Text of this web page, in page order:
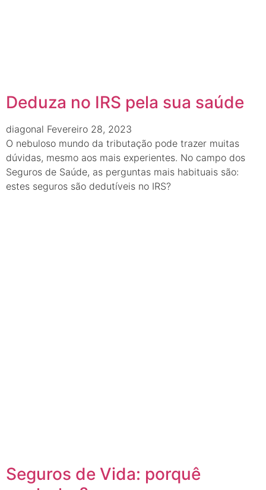
Deduza no IRS pela sua saúde
diagonal Fevereiro 28, 2023
O nebuloso mundo da tributação pode trazer muitas
dúvidas, mesmo aos mais experientes. No campo dos
Seguros de Saúde, as perguntas mais habituais são:
estes seguros são dedutíveis no IRS?
Seguros de Vida: porquê